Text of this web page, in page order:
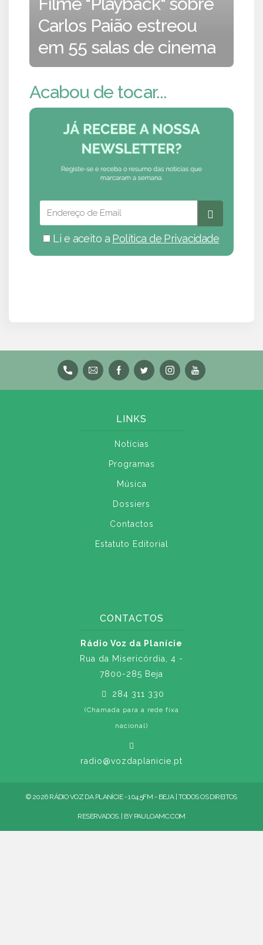
Carlos Paião estreou
em 55 salas de cinema
Acabou de tocar...
Li e aceito a Política de Privacidade
LINKS
Notícias
Programas
Música
Dossiers
Contactos
Estatuto Editorial
CONTACTOS
Rádio Voz da Planície
Rua da Misericórdia, 4 -
7800-285 Beja
284 311 330
(Chamada para a rede fixa
nacional)
radio@vozdaplanicie.pt
© 2026 RÁDIO VOZ DA PLANÍCIE - 104.5FM - BEJA | TODOS OS DIREITOS
RESERVADOS. | BY PAULOAMC.COM